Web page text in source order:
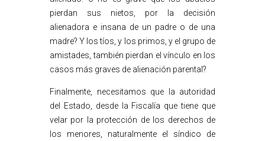
pierdan sus nietos, por la decisión
alienadora e insana de un padre o de una
madre? Y los tíos, y los primos, y el grupo de
amistades, también pierdan el vínculo en los
casos más graves de alienación parental?
Finalmente, necesitamos que la autoridad
del Estado, desde la Fiscalía que tiene que
velar por la protección de los derechos de
los menores, naturalmente el síndico de